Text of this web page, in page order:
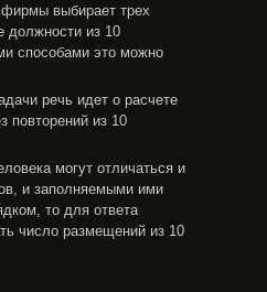
выбирает трех
должности из 10
способами это можно
речь идет о расчете
повторений из 10
могут отличаться и
и заполняемыми ими
то для ответа
число размещений из 10